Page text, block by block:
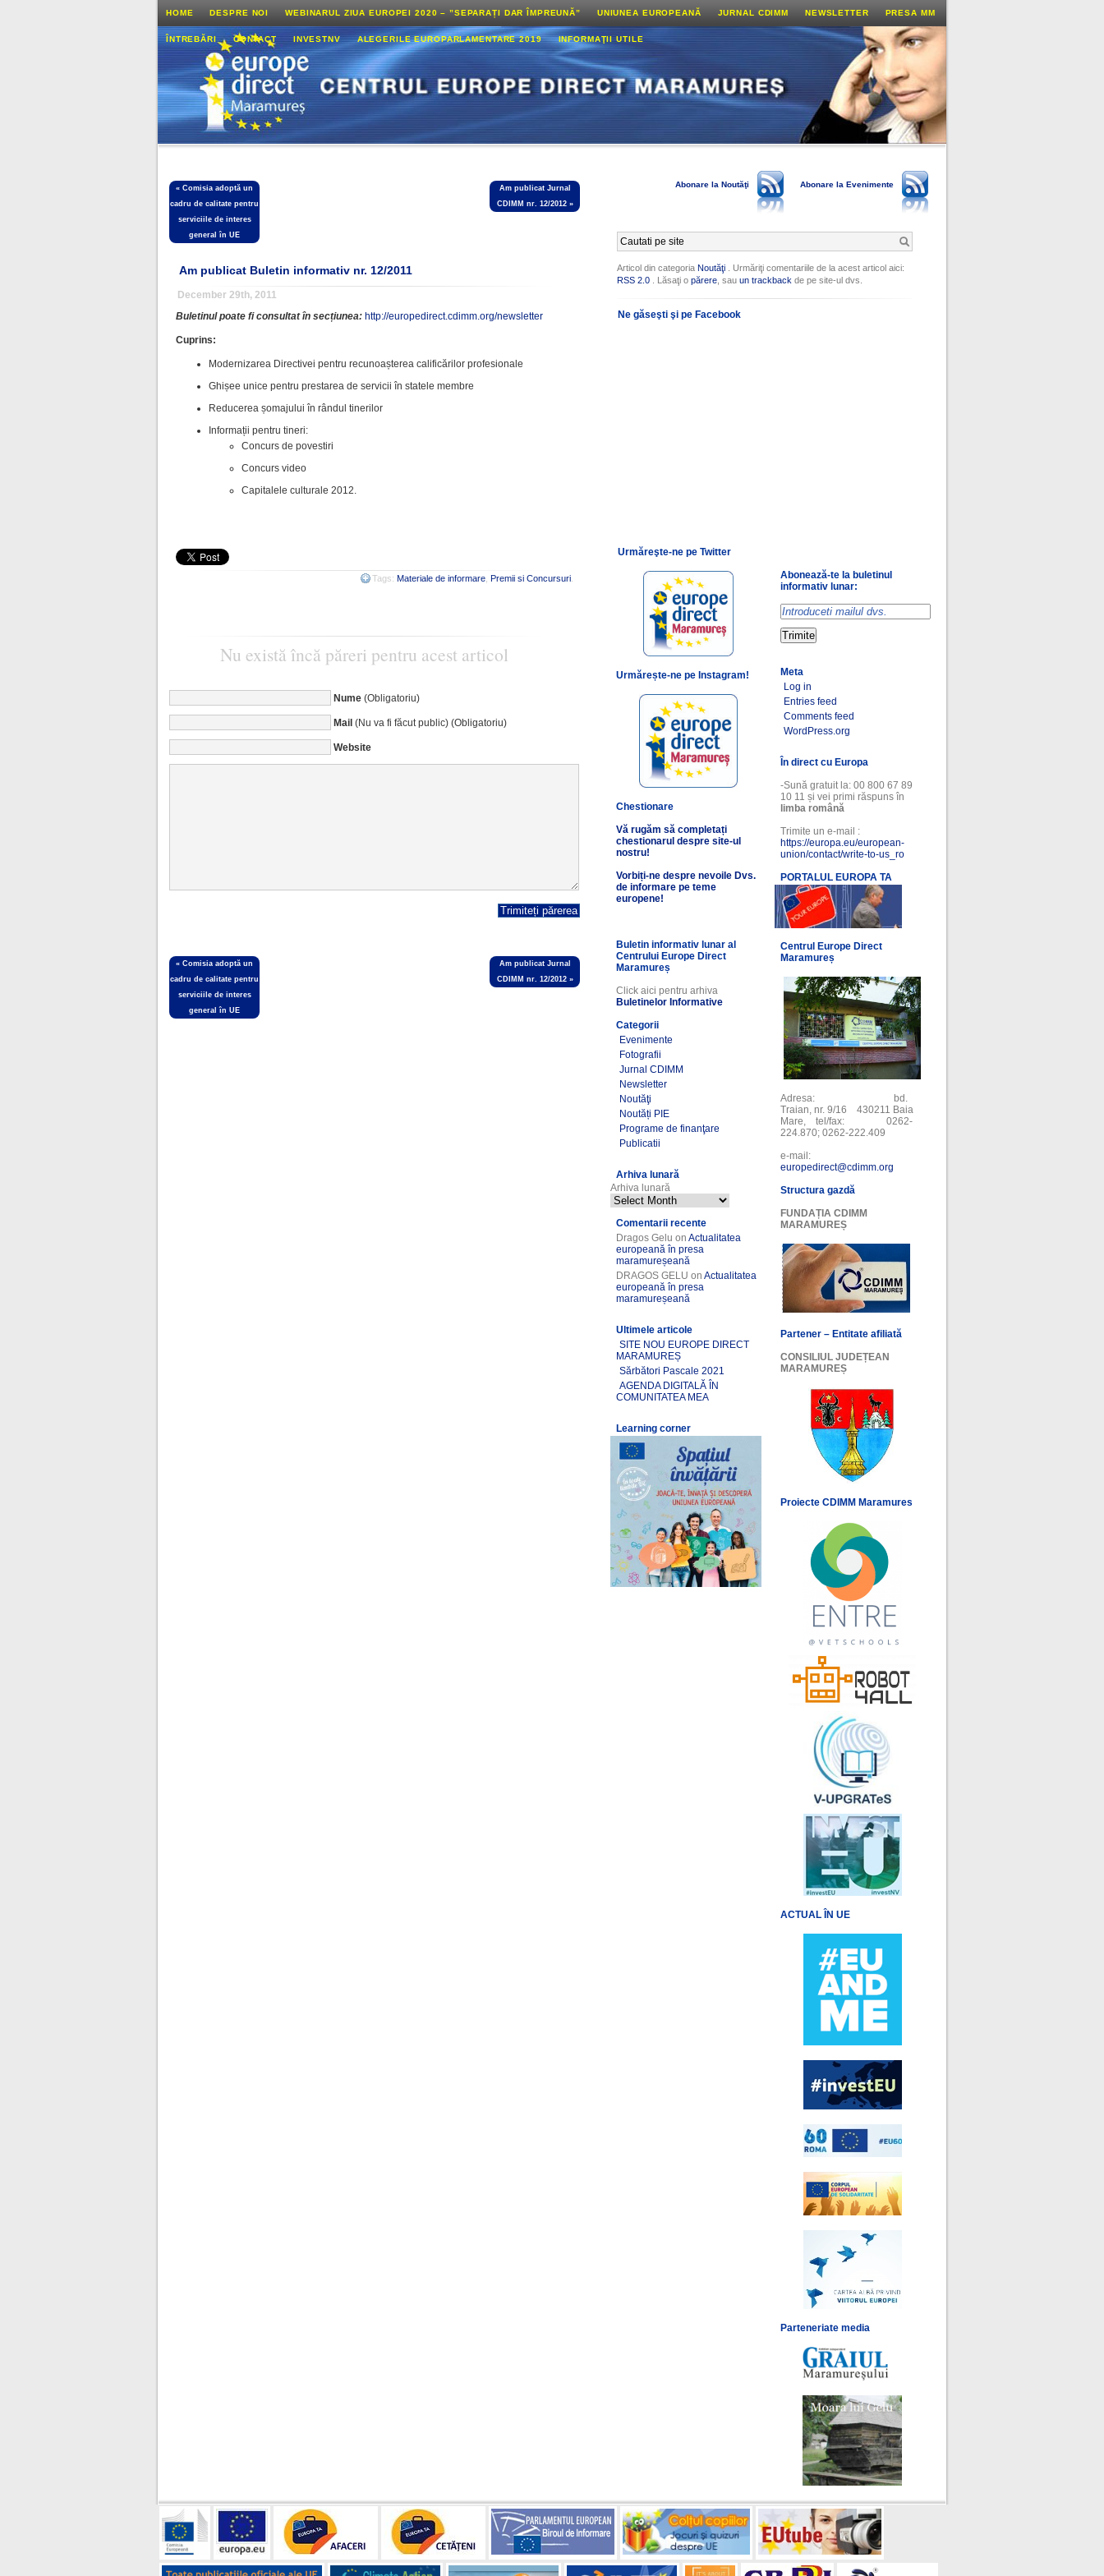
HOME DESPRE NOI WEBINARUL ZIUA EUROPEI 2020 – ”SEPARAȚI DAR ÎMPREUNĂ” UNIUNEA EUROPEANĂ JURNAL CDIMM NEWSLETTER PRESA MM
ÎNTREBĂRI CONTACT INVESTNV ALEGERILE EUROPARLAMENTARE 2019 INFORMAŢII UTILE
«Comisia adoptă un
cadru de calitate pentru
serviciile de interes
general în UE
Am publicat Jurnal
CDIMM nr. 12/2012»
Am publicat Buletin informativ nr. 12/2011
December 29th, 2011
Buletinul poate fi consultat în secțiunea: http://europedirect.cdimm.org/newsletter
Cuprins:
Modernizarea Directivei pentru recunoașterea calificărilor profesionale
Ghișee unice pentru prestarea de servicii în statele membre
Reducerea șomajului în rândul tinerilor
Informații pentru tineri:
Concurs de povestiri
Concurs video
Capitalele culturale 2012.
Tags:Materiale de informare ,Premii si Concursuri
Nu există încă păreri pentru acest articol
Nume(Obligatoriu)
Mail(Nu va fi făcut public) (Obligatoriu)
Website
«Comisia adoptă un
cadru de calitate pentru
serviciile de interes
general în UE
Am publicat Jurnal
CDIMM nr. 12/2012»
Abonare la Noutăţi Abonare la Evenimente
Articol din categoriaNoutăţi . Urmăriţi comentariile de la acest articol aici:
RSS 2.0 . Lăsaţi opărere , sauun trackbackde pe site-ul dvs.
Ne găseşti şi pe Facebook
Urmăreşte-ne pe Twitter
Urmărește-ne pe Instagram!
Chestionare
Vă rugăm să completați
chestionarul despre site-ul
nostru!
Vorbiți-ne despre nevoile Dvs.
de informare pe teme
europene!
Buletin informativ lunar al
Centrului Europe Direct
Maramureș
Click aici pentru arhiva
Buletinelor Informative
Categorii
Evenimente
Fotografii
Jurnal CDIMM
Newsletter
Noutăţi
Noutăți PIE
Programe de finanţare
Publicatii
Arhiva lunară
Arhiva lunară
Comentarii recente
Dragos Gelu onActualitatea
europeană în presa
maramureșeană
DRAGOS GELU onActualitatea
europeană în presa
maramureșeană
Ultimele articole
SITE NOU EUROPE DIRECT
MARAMUREȘ
Sărbători Pascale 2021
AGENDA DIGITALĂ ÎN
COMUNITATEA MEA
Learning corner
Abonează-te la buletinul
informativ lunar:
Meta
Log in
Entries feed
Comments feed
WordPress.org
În direct cu Europa
-Sună gratuit la: 00 800 67 89
10 11 și vei primi răspuns în
limba română
Trimite un e-mail :
https://europa.eu/european-
union/contact/write-to-us_ro
PORTALUL EUROPA TA
Centrul Europe Direct
Maramureș
Adresa: bd.
Traian, nr. 9/16 430211 Baia
Mare, tel/fax: 0262-
224.870; 0262-222.409
e-mail:
europedirect@cdimm.org
Structura gazdă
FUNDAȚIA CDIMM
MARAMUREȘ
Partener – Entitate afiliată
CONSILIUL JUDEȚEAN
MARAMUREȘ
Proiecte CDIMM Maramures
ACTUAL ÎN UE
Parteneriate media